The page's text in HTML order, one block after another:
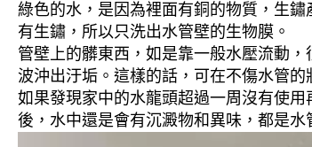
綠色的水，是因為裡面有銅的物質，生
有生鏽，所以只洗出水管壁的生物膜。
管壁上的髒東西，如是靠一般水壓流動
波沖出汙垢。這樣的話，可在不傷水管的
如果發現家中的水龍頭超過一周沒有使
後，水中還是會有沉澱物和異味，都是